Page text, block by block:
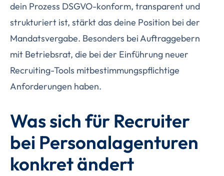
dein Prozess DSGVO-konform, transparent und
strukturiert ist, stärkt das deine Position bei der
Mandatsvergabe. Besonders bei Auftraggebern
mit Betriebsrat, die bei der Einführung neuer
Recruiting-Tools mitbestimmungspflichtige
Anforderungen haben.
Was sich für Recruiter
bei Personalagenturen
konkret ändert